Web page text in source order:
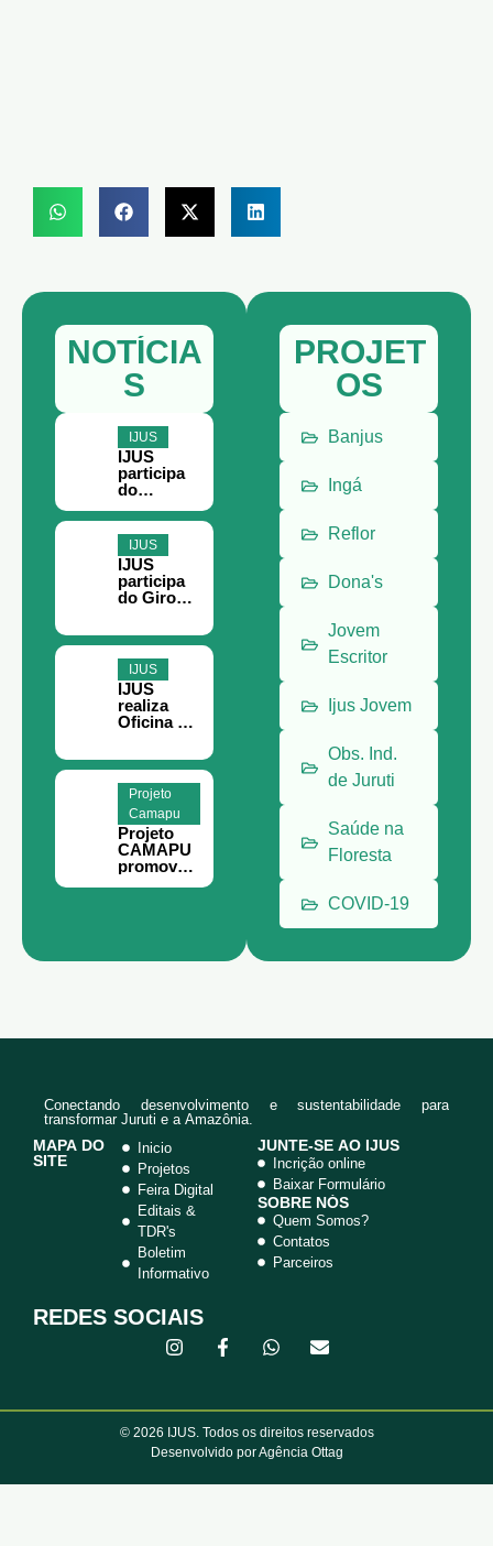
NOTÍCIA
S
IJUS
IJUS
participa
do
Paraense
do
Terceiro
Setor, em
Belém
IJUS
IJUS
participa
do Giro
IJUS
IJUS
realiza
Oficina de
e
Planejame
nto
Estratégic
o em
Juruti
Projeto
Camapu
Projeto
CAMAPU
promove
des rurais
PROJET
OS
Banjus
Ingá
Reflor
Dona's
Jovem
Escritor
Ijus Jovem
Obs. Ind.
de Juruti
Saúde na
Floresta
COVID-19
Conectando desenvolvimento e sustentabilidade para
transformar Juruti e a Amazônia.
MAPA DO
SITE
Inicio
Projetos
Feira Digital
Editais &
TDR's
Boletim
Informativo
JUNTE-SE AO IJUS
Incrição online
Baixar Formulário
SOBRE NÓS
Quem Somos?
Contatos
Parceiros
REDES SOCIAIS
© 2026 IJUS. Todos os direitos reservados
Desenvolvido por Agência Ottag